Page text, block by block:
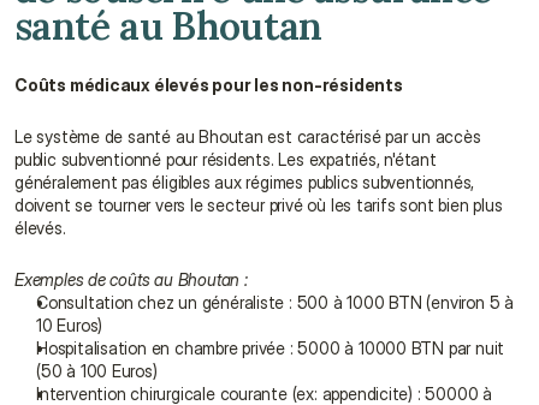
santé au Bhoutan
Coûts médicaux élevés pour les non-résidents
Le système de santé au Bhoutan est caractérisé par un accès
public subventionné pour résidents. Les expatriés, n'étant
généralement pas éligibles aux régimes publics subventionnés,
doivent se tourner vers le secteur privé où les tarifs sont bien plus
élevés.
Exemples de coûts au Bhoutan :
Consultation chez un généraliste : 500 à 1000 BTN (environ 5 à
10 Euros)
Hospitalisation en chambre privée : 5000 à 10000 BTN par nuit
(50 à 100 Euros)
Intervention chirurgicale courante (ex: appendicite) : 50000 à